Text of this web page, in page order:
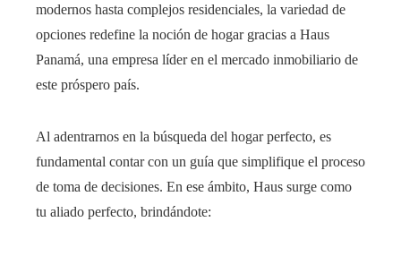
modernos hasta complejos residenciales, la variedad de
opciones redefine la noción de hogar gracias a Haus
Panamá, una empresa líder en el mercado inmobiliario de
este próspero país.
Al adentrarnos en la búsqueda del hogar perfecto, es
fundamental contar con un guía que simplifique el proceso
de toma de decisiones. En ese ámbito, Haus surge como
tu aliado perfecto, brindándote: